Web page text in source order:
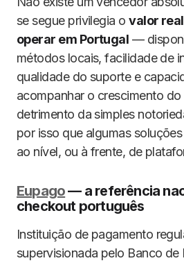
se segue privilegia ovalor
operar em Portugal —
métodos locais, facilidade de
qualidade do suporte e
acompanhar o crescimento
detrimento da simples
por isso que algumas
ao nível, ou à frente, de
Eupago— a referência
checkout português
Instituição de pagamento
supervisionada pelo Banco de